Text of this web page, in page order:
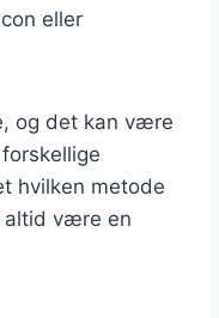
eller
og det kan være
hvilken metode
altid være en